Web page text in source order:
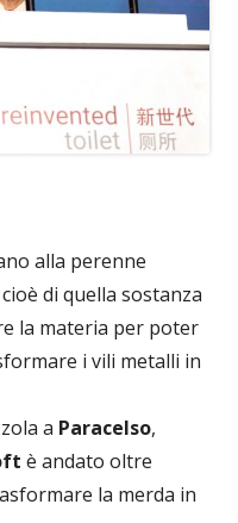
alla perenne
cioè di quella sostanza
la materia per poter
i vili metalli in
a Paracelso,
è andato oltre
la merda in